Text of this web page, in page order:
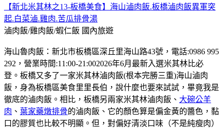
【新北米其林之13-板橋美食】海山滷肉飯.板橋滷肉飯異軍突
起.白菜滷.雞肉.苦瓜排骨湯
滷肉飯/雞肉飯/蝦仁飯 國內旅遊
海山魯肉飯：新北市板橋區深丘里海山路43號，電話:0986 995
292，營業時間:11:00-21:002026年6月最新入選米其林比必
登。板橋又多了一家米其林滷肉飯(根本完勝三重)海山滷肉
飯，身為板橋區美食里里長伯，說什麼也要來試試，畢竟我是
徹底的滷肉飯。相比，板橋另兩家米其林滷肉飯、 大碗公羊
肉 、 葉家藥燉排骨的滷肉飯、它的顏色算是偏金黃的醬色，黏
口的膠質也比較不明顯。但，對偏好清淡口味（不是純瘦肉）